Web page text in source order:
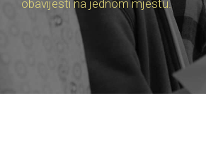
obavijesti na jednom mjestu.